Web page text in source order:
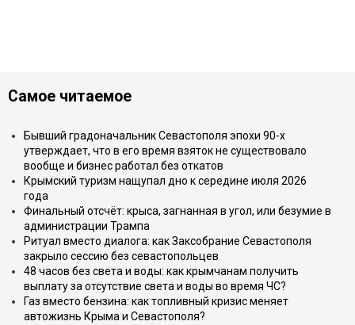
Самое читаемое
Бывший градоначальник Севастополя эпохи 90-х
утверждает, что в его время взяток не существовало
вообще и бизнес работал без откатов
Крымский туризм нащупал дно к середине июля 2026
года
Финальный отсчёт: крыса, загнанная в угол, или безумие в
администрации Трампа
Ритуал вместо диалога: как Заксобрание Севастополя
закрыло сессию без севастопольцев
48 часов без света и воды: как крымчанам получить
выплату за отсутствие света и воды во время ЧС?
Газ вместо бензина: как топливный кризис меняет
автожизнь Крыма и Севастополя?